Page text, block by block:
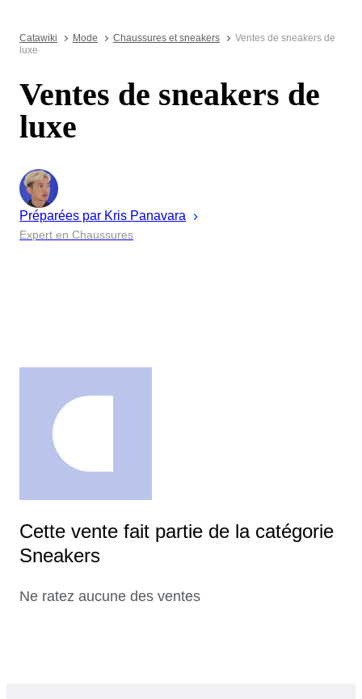
Catawiki Mode Chaussures et sneakers
Ventes de sneakers de
luxe
Ventes de sneakers de
luxe
Préparées par Kris Panavara
Expert en Chaussures
Cette vente fait partie de la catégorie
Sneakers
Ne ratez aucune des ventes